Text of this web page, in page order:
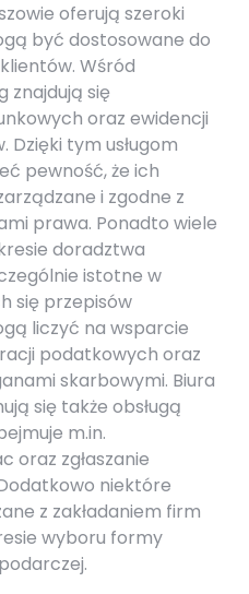
oferują szeroki
być dostosowane do
Wśród
znajdują się
oraz ewidencji
tym usługom
pewność, że ich
i zgodne z
prawa. Ponadto wiele
doradztwa
istotne w
się przepisów
liczyć na wsparcie
podatkowych oraz
skarbowymi. Biura
się także obsługą
m.in.
oraz zgłaszanie
niektóre
z zakładaniem firm
wyboru formy